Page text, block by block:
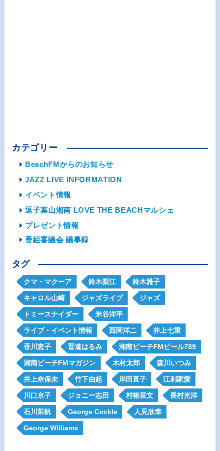
カテゴリー
BeachFMからのお知らせ
JAZZ LIVE INFORMATION
イベント情報
逗子葉山湘南 LOVE THE BEACHマルシェ
プレゼント情報
番組審議会 議事録
タグ
クマ・マクーア 鈴木梨江 鈴木雅子
キャロル山崎 ジャズライブ ジャズ
トミースナイダー 米谷洋平
ライブ・イベント情報 西岡洋二 井上七重
香川恵子 晋道はるみ 湘南ビーチFMビール789
湘南ビーチFMマガジン 木村太郎 森川いつみ
井上奈保未 竹下由起 岸田直子 江刺家愛
川口京子 ジョニー志田 村椿菜文 長村光洋
石川茱帆 George Cockle 人見欣幸
George Williams